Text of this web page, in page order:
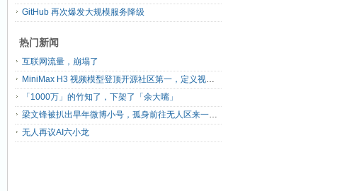
GitHub 再次爆发大规模服务降级
热门新闻
互联网流量，崩塌了
MiniMax H3 视频模型登顶开源社区第一，定义视频模型领域“斩杀线”
「1000万」的竹知了，下架了「余大嘴」
梁文锋被扒出早年微博小号，孤身前往无人区来一场相当 deep 的 seek 旅行
无人再议AI六小龙